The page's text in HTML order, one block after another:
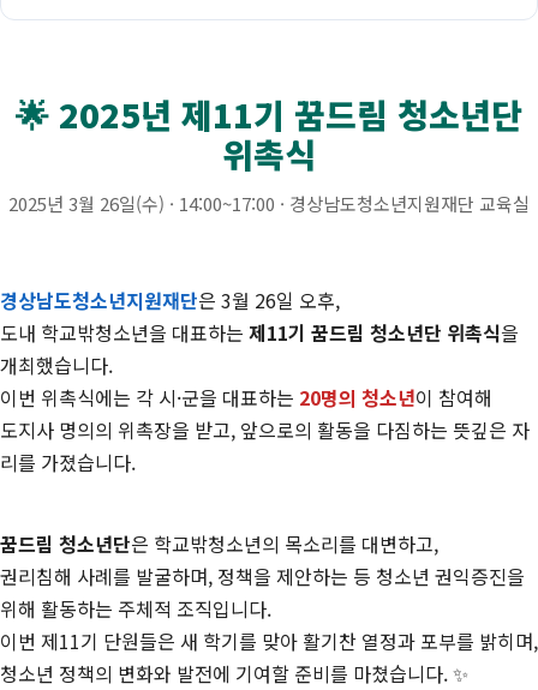
🌟 2025년 제11기 꿈드림 청소년단
위촉식
2025년 3월 26일(수) · 14:00~17:00 · 경상남도청소년지원재단 교육실
경상남도청소년지원재단은 3월 26일 오후,
도내 학교밖청소년을 대표하는 제11기 꿈드림 청소년단 위촉식을
개최했습니다.
이번 위촉식에는 각 시·군을 대표하는 20명의 청소년이 참여해
도지사 명의의 위촉장을 받고, 앞으로의 활동을 다짐하는 뜻깊은 자
리를 가졌습니다.
꿈드림 청소년단은 학교밖청소년의 목소리를 대변하고,
권리침해 사례를 발굴하며, 정책을 제안하는 등 청소년 권익증진을
위해 활동하는 주체적 조직입니다.
이번 제11기 단원들은 새 학기를 맞아 활기찬 열정과 포부를 밝히며,
청소년 정책의 변화와 발전에 기여할 준비를 마쳤습니다. ✨